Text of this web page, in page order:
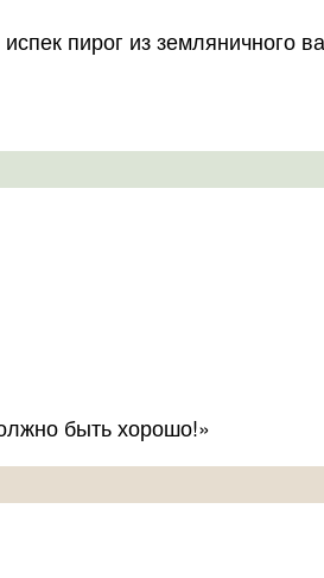
пирог из земляничного
быть хорошо!»